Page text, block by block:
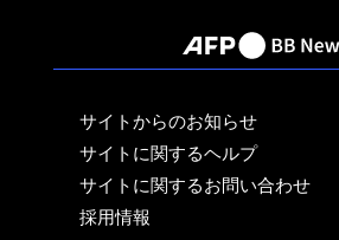
サイトからのお知らせ
サイトに関するヘルプ
サイトに関するお問い合わせ
採用情報